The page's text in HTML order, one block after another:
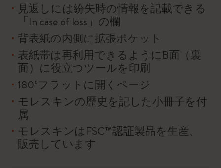
見返しには紛失時の情報を記載できる
「In case of loss」の欄
背表紙の内側に拡張ポケット
表紙帯は再利用できるようにB面（裏
面）に役立つツールを印刷
180°フラットに開くページ
モレスキンの歴史を記した小冊子を付
属
モレスキンはFSC™認証製品を生産、
販売しています